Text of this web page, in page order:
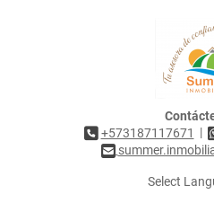
+573187117671
|
Select